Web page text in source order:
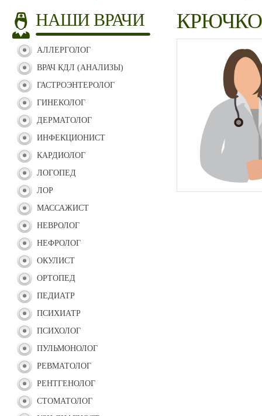
НАШИ ВРАЧИ
АЛЛЕРГОЛОГ
ВРАЧ КДЛ (АНАЛИЗЫ)
ГАСТРОЭНТЕРОЛОГ
ГИНЕКОЛОГ
ДЕРМАТОЛОГ
ИНФЕКЦИОНИСТ
КАРДИОЛОГ
ЛОГОПЕД
ЛОР
МАССАЖИСТ
НЕВРОЛОГ
НЕФРОЛОГ
ОКУЛИСТ
ОРТОПЕД
ПЕДИАТР
ПСИХИАТР
ПСИХОЛОГ
ПУЛЬМОНОЛОГ
РЕВМАТОЛОГ
РЕНТГЕНОЛОГ
СТОМАТОЛОГ